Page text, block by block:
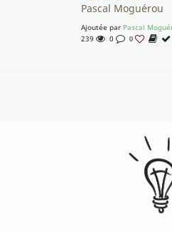
Pascal Moguérou
Ajoutée par Pascal
239
0 0